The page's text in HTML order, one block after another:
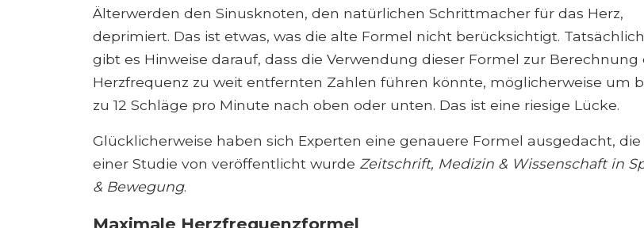
Älterwerden den Sinusknoten, den natürlichen Schrittmacher für das Herz,
deprimiert. Das ist etwas, was die alte Formel nicht berücksichtigt. Tatsächlich
gibt es Hinweise darauf, dass die Verwendung dieser Formel zur Berechnung
Herzfrequenz zu weit entfernten Zahlen führen könnte, möglicherweise um
zu 12 Schläge pro Minute nach oben oder unten. Das ist eine riesige Lücke.
Glücklicherweise haben sich Experten eine genauere Formel ausgedacht, die
einer Studie von veröffentlicht wurde Zeitschrift, Medizin & Wissenschaft in
& Bewegung.
Maximale Herzfrequenzformel